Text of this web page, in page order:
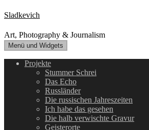
Zum
Inhalt
springen
Sladkevich
Art, Photography & Journalism
Menü und Widgets
Projekte
Stummer Schrei
Das Echo
Russländer
Die russischen Jahreszeiten
Ich habe das gesehen
Die halb verwischte Gravur
Geisterorte